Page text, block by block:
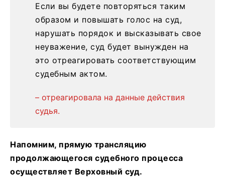
Если вы будете повторяться таким
образом и повышать голос на суд,
нарушать порядок и высказывать свое
неуважение, суд будет вынужден на
это отреагировать соответствующим
судебным актом.
– отреагировала на данные действия
судья.
Напомним, прямую трансляцию
продолжающегося судебного процесса
осуществляет Верховный суд.